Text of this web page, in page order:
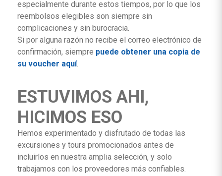
especialmente durante estos tiempos, por lo que los
reembolsos elegibles son siempre sin
complicaciones y sin burocracia.
Si por alguna razón no recibe el correo electrónico de
confirmación, siempre puede obtener una copia de
su voucher aquí.
ESTUVIMOS AHI,
HICIMOS ESO
Hemos experimentado y disfrutado de todas las
excursiones y tours promocionados antes de
incluirlos en nuestra amplia selección, y solo
trabajamos con los proveedores más confiables.